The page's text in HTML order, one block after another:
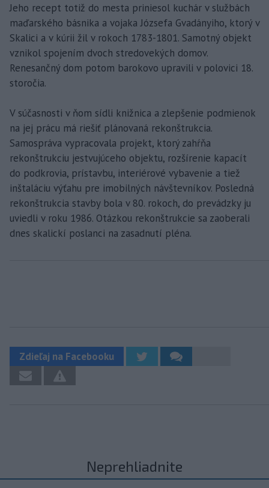
Jeho recept totiž do mesta priniesol kuchár v službách
maďarského básnika a vojaka Józsefa Gvadányiho, ktorý v
Skalici a v kúrii žil v rokoch 1783-1801. Samotný objekt
vznikol spojením dvoch stredovekých domov.
Renesančný dom potom barokovo upravili v polovici 18.
storočia.
V súčasnosti v ňom sídli knižnica a zlepšenie podmienok
na jej prácu má riešiť plánovaná rekonštrukcia.
Samospráva vypracovala projekt, ktorý zahŕňa
rekonštrukciu jestvujúceho objektu, rozšírenie kapacít
do podkrovia, prístavbu, interiérové vybavenie a tiež
inštaláciu výťahu pre imobilných návštevníkov. Posledná
rekonštrukcia stavby bola v 80. rokoch, do prevádzky ju
uviedli v roku 1986. Otázkou rekonštrukcie sa zaoberali
dnes skalickí poslanci na zasadnutí pléna.
Zdieľaj na Facebooku
Neprehliadnite